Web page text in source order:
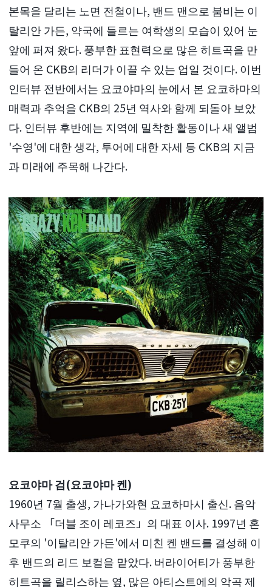
본목을 달리는 노면 전철이나, 밴드 맨으로 붐비는 이
탈리안 가든, 약국에 들르는 여학생의 모습이 있어 눈
앞에 퍼져 왔다. 풍부한 표현력으로 많은 히트곡을 만
들어 온 CKB의 리더가 이끌 수 있는 업일 것이다. 이번
인터뷰 전반에서는 요코야마의 눈에서 본 요코하마의
매력과 추억을 CKB의 25년 역사와 함께 되돌아 보았
다. 인터뷰 후반에는 지역에 밀착한 활동이나 새 앨범
'수영'에 대한 생각, 투어에 대한 자세 등 CKB의 지금
과 미래에 주목해 나간다.
요코야마 검(요코야마 켄)
1960년 7월 출생, 가나가와현 요코하마시 출신. 음악
사무소 「더블 조이 레코즈」의 대표 이사. 1997년 혼
모쿠의 '이탈리안 가든'에서 미친 켄 밴드를 결성해 이
후 밴드의 리드 보컬을 맡았다. 버라이어티가 풍부한
히트곡을 릴리스하는 옆, 많은 아티스트에의 악곡 제